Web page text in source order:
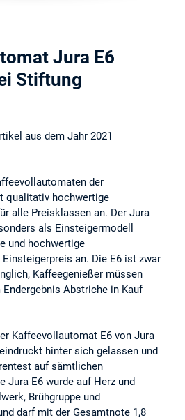
Jura E6
Stiftung
aus dem Jahr 2021
der
qualitativ hochwertige
alle Preisklassen an. Der Jura
als Einsteigermodell
und hochwertige
an. Die E6 ist zwar
Kaffeegenießer müssen
Abstriche in Kauf
Kaffeevollautomat E6 von Jura
hinter sich gelassen und
auf sämtlichen
Jura E6 wurde auf Herz und
Brühgruppe und
darf mit der Gesamtnote 1,8